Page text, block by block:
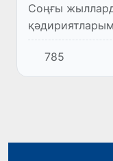
Соңғы
мәртлик,
идеяларды
түри болған
785